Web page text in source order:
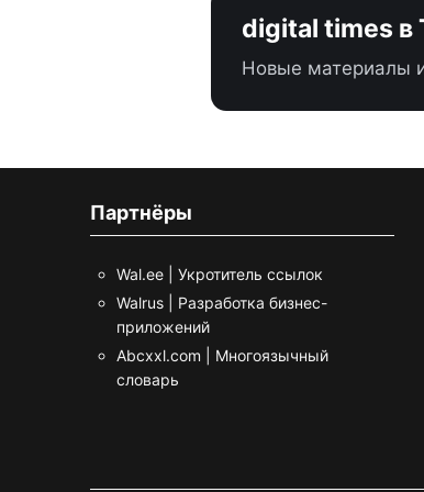
digital times в
Новые материалы
Партнёры
Wal.ee | Укротитель ссылок
Walrus | Разработка бизнес-
приложений
Abcxxl.com | Многоязычный
словарь